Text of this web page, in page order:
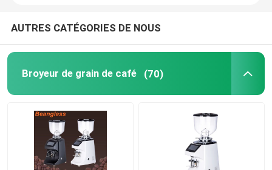
Moulin à café numérique
AUTRES CATÉGORIES DE NOUS
Broyeur de grain de café (70)